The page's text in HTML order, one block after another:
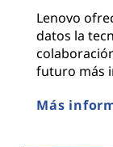
Lenovo
datos la
futuro más
Más